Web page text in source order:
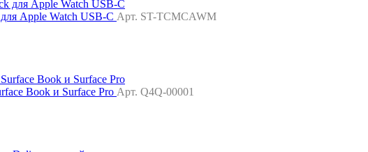
Apple Watch USB-C Арт. ST-TCMCAWM
Book и Surface Pro Арт. Q4Q-00001